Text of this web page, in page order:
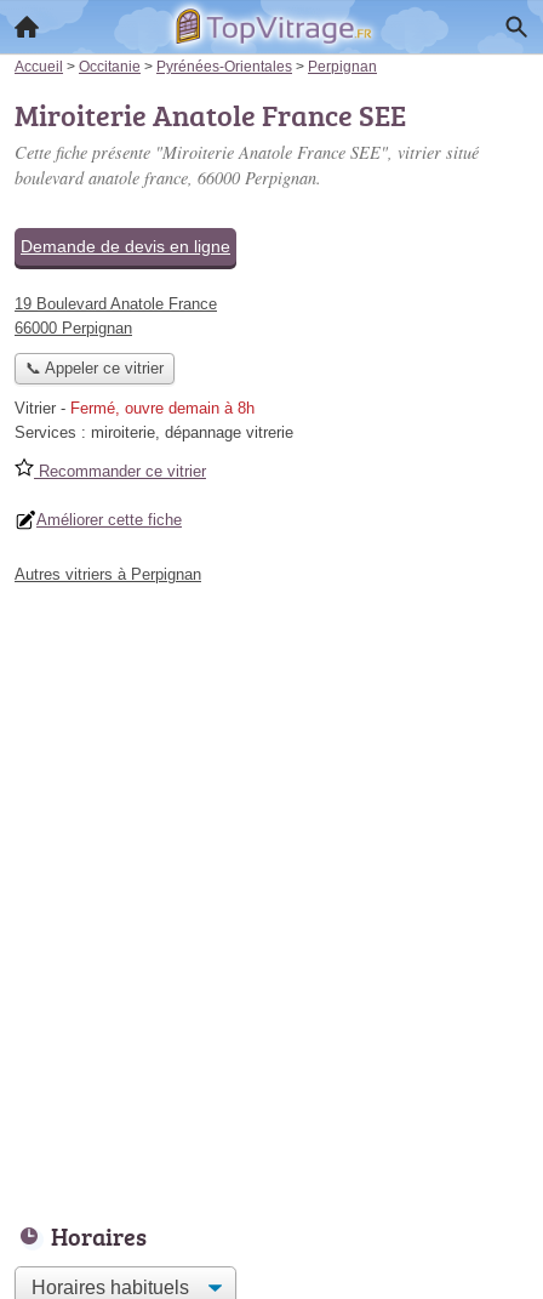
Accueil > Occitanie > Pyrénées-Orientales > Perpignan
Miroiterie Anatole France SEE
Cette fiche présente "Miroiterie Anatole France SEE", vitrier situé
boulevard anatole france, 66000 Perpignan.
Demande de devis en ligne
19 Boulevard Anatole France
66000 Perpignan
📞 Appeler ce vitrier
Vitrier - Fermé, ouvre demain à 8h
Services : miroiterie, dépannage vitrerie
Recommander ce vitrier
Améliorer cette fiche
Autres vitriers à Perpignan
Horaires